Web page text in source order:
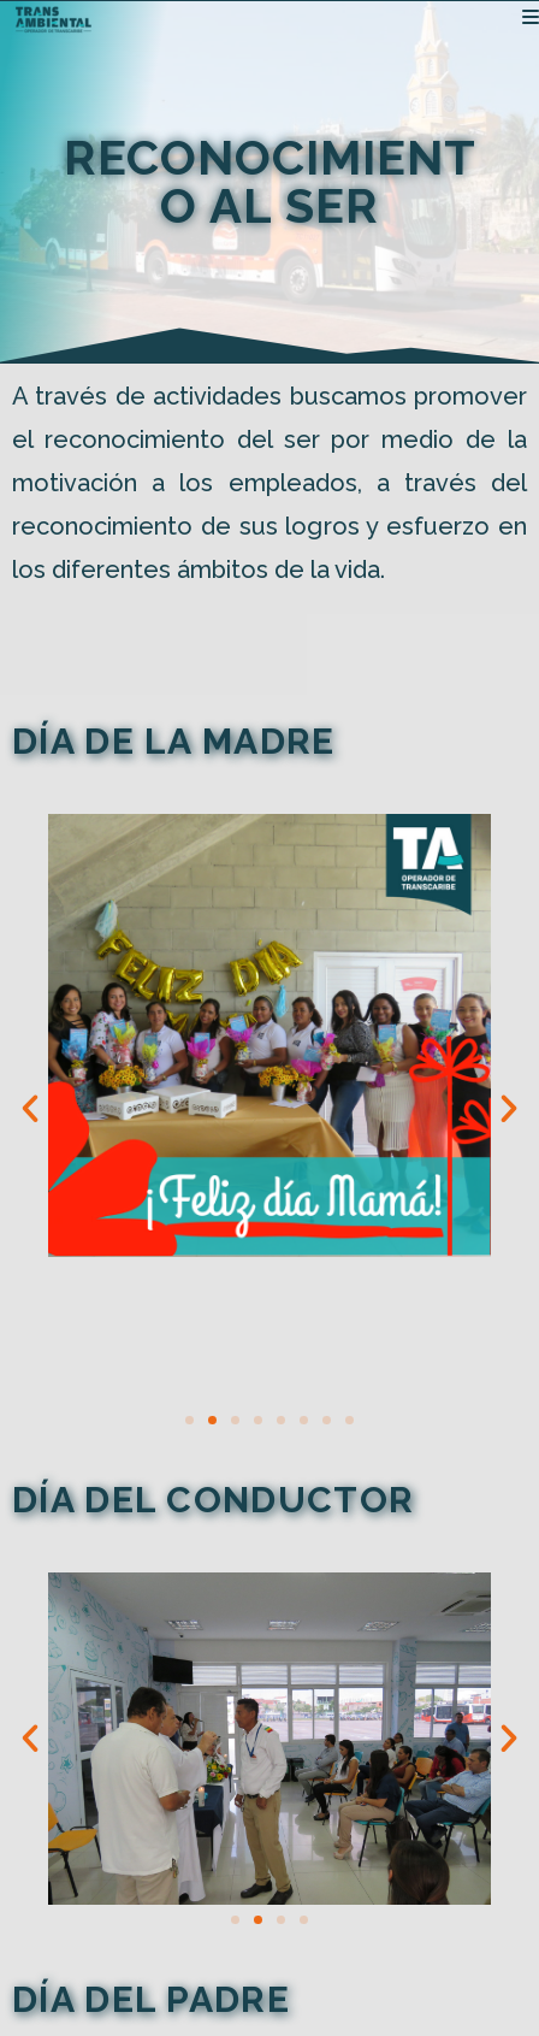
RECONOCIMIENT
O AL SER
A través de actividades buscamos promover
el reconocimiento del ser por medio de la
motivación a los empleados, a través del
reconocimiento de sus logros y esfuerzo en
los diferentes ámbitos de la vida.
DÍA DE LA MADRE
DÍA DEL CONDUCTOR
DÍA DEL PADRE